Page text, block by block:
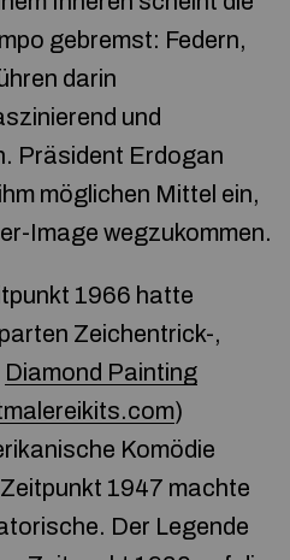
gebremst: Federn,
darin
und
Präsident Erdogan
möglichen Mittel ein,
Image wegzukommen.
1966 hatte
Zeichentrick-,
Diamond Painting
)
Komödie
1947 machte
Der Legende